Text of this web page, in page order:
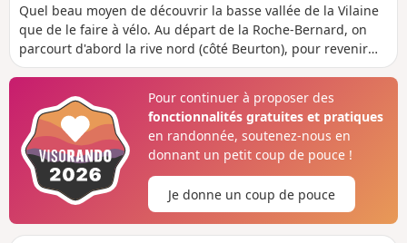
Quel beau moyen de découvrir la basse vallée de la Vilaine
que de le faire à vélo. Au départ de la Roche-Bernard, on
parcourt d'abord la rive nord (côté Beurton), pour revenir
par la rive sud (côté Mitao). Voici un beau parcours qui
peu avant que le fleuve ne finisse sa course dans l'océan.
Pour continuer à proposer des
fonctionnalités gratuites et pratiques
en randonnée, soutenez-nous en
donnant un petit coup de pouce !
Je donne un coup de pouce